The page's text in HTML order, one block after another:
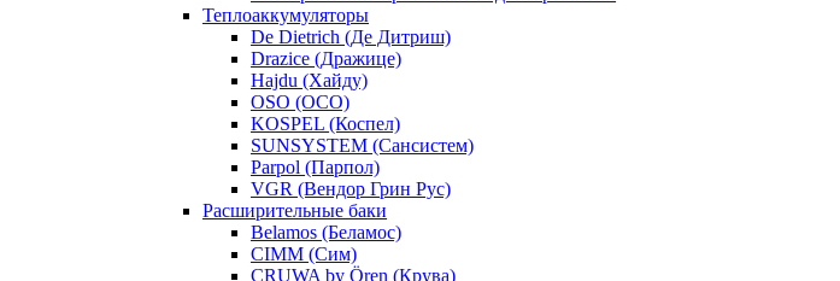
Теплоаккумуляторы
De Dietrich (Де Дитриш)
Drazice (Дражице)
Hajdu (Хайду)
OSO (ОСО)
KOSPEL (Коспел)
SUNSYSTEM (Сансистем)
Parpol (Парпол)
VGR (Вендор Грин Рус)
Расширительные баки
Belamos (Беламос)
CIMM (Сим)
CRUWA by Ören (Крува)